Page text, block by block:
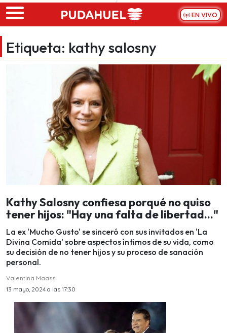
Skip to main content
EN VIVO
Etiqueta: kathy salosny
Kathy Salosny confiesa porqué no quiso
tener hijos: "Hay una falta de libertad..."
La ex 'Mucho Gusto' se sinceró con sus invitados en 'La
Divina Comida' sobre aspectos íntimos de su vida, como
su decisión de no tener hijos y su proceso de sanación
personal.
Valentina Maass
13 mayo, 2024 a las 17:30